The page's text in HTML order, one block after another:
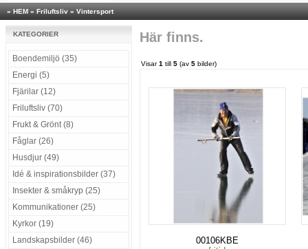
» HEM » Friluftsliv » Vintersport
KATEGORIER
Boendemiljö (35)
Energi (5)
Fjärilar (12)
Friluftsliv (70)
Frukt & Grönt (8)
Fåglar (26)
Husdjur (49)
Idé & inspirationsbilder (37)
Insekter & småkryp (25)
Kommunikationer (25)
Kyrkor (19)
Landskapsbilder (46)
Här finns.
Visar1 till 5 (av 5 bilder)
00106KBE